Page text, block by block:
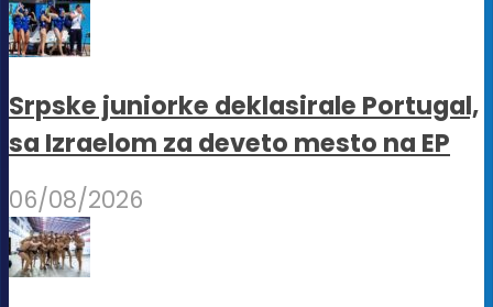
Srpske juniorke deklasirale Portugal,
sa Izraelom za deveto mesto na EP
06/08/2026